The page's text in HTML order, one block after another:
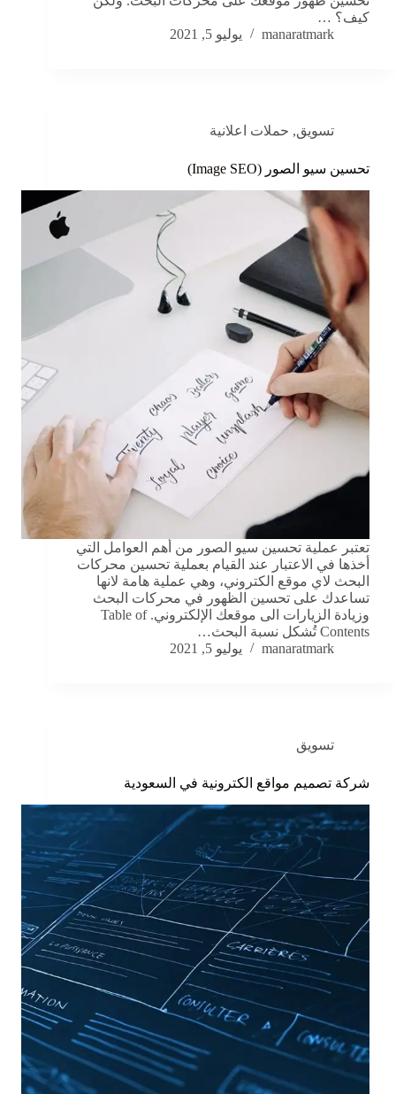
كيف؟ …
manaratmark
يوليو 5, 2021
تسويق, حملات اعلانية
تحسين سيو الصور (Image SEO)
تعتبر عملية تحسين سيو الصور من أهم العوامل التي
أخذها في الاعتبار عند القيام بعملية تحسين محركات
البحث لاي موقع الكتروني، وهي عملية هامة لانها
تساعدك على تحسين الظهور في محركات البحث
وزيادة الزيارات الى موقعك الإلكتروني. Table of
Contents تُشكل نسبة البحث…
manaratmark
يوليو 5, 2021
تسويق
شركة تصميم مواقع الكترونية في السعودية